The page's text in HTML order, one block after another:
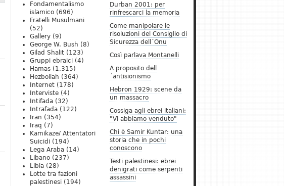
Durban 2001: per
rinfrescarci la memoria
Come manipolare le
risoluzioni del Consiglio di
Sicurezza dell´Onu
Così parlava Montanelli
A proposito dell
´antisionismo
Hebron 1929: scene da
un massacro
Cossiga agli ebrei italiani:
"Vi abbiamo venduto"
Chi è Samir Kuntar: una
storia che in pochi
conoscono
Testi palestinesi: ebrei
denigrati come serpenti
assassini
Fondamentalismo
islamico (696)
Fratelli Musulmani
(52)
Gallery (9)
George W. Bush (8)
Gilad Shalit (123)
Gruppi ebraici (4)
Hamas (1.315)
Hezbollah (364)
Internet (178)
Interviste (4)
Intifada (32)
Intrafada (122)
Iran (354)
Iraq (7)
Kamikaze/ Attentatori
Suicidi (194)
Lega Araba (14)
Libano (237)
Libia (28)
Lotte tra fazioni
palestinesi (194)